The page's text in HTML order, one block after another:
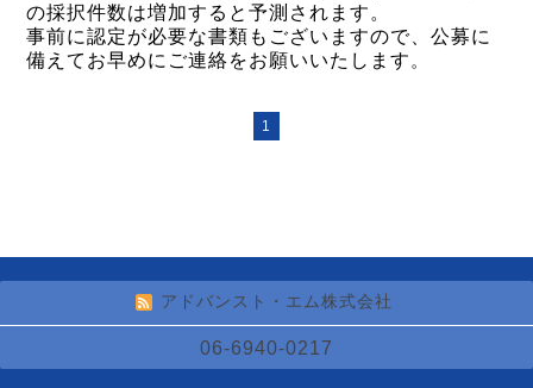
の採択件数は増加すると予測されます。
事前に認定が必要な書類もございますので、公募に
備えてお早めにご連絡をお願いいたします 。
1
アドバンスト・エム株式会社
06-6940-0217